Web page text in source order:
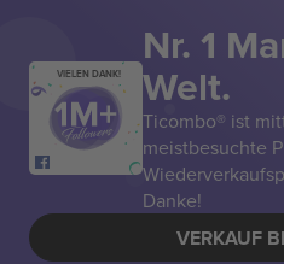
VIELEN DANK!
Nr. 1
Welt.
Ticombo® ist
meistbesuchte
Danke!
VERKAUF